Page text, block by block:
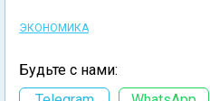
ЭКОНОМИКА
Будьте с нами: